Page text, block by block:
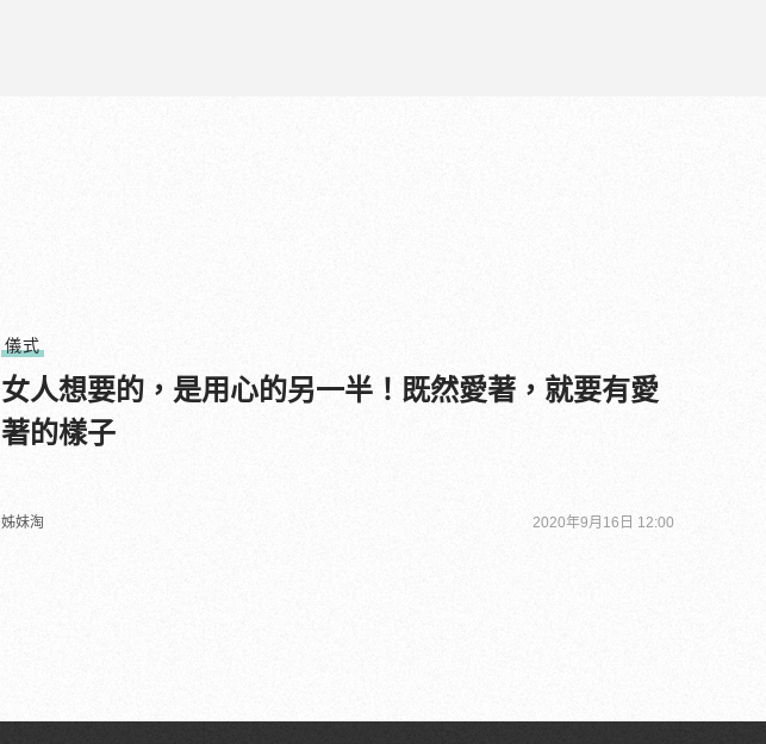
儀式
女人想要的，是用心的另一半！既然愛著，就要有愛
著的樣子
姊妹淘 2020年9月16日 12:00